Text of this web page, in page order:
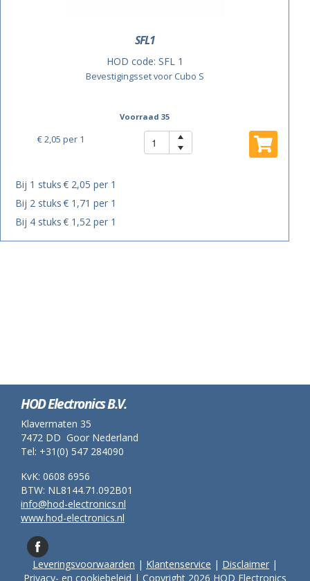
SFL1
HOD code: SFL 1
Bevestigingsset voor Cubo S
Voorraad 35
€ 2,05 per 1
Bij 1 stuks€ 2,05 per 1
Bij 2 stuks€ 1,71 per 1
Bij 4 stuks€ 1,52 per 1
HOD Electronics B.V.
Klavermaten 35
7472 DD Goor Nederland
Tel: +31(0) 547 284090
KvK: 0608 6956
BTW: NL8144.71.092B01
info@hod-electronics.nl
www.hod-electronics.nl
Leveringsvoorwaarden | Klantenservice | Disclaimer |
Privacy- en cookiebeleid | Copyright 2026 HOD Electronics